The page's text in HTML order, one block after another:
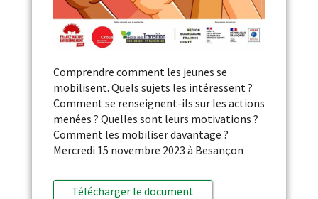
Comprendre comment les jeunes se
mobilisent. Quels sujets les intéressent ?
Comment se renseignent-ils sur les actions
menées ? Quelles sont leurs motivations ?
Comment les mobiliser davantage ?
Mercredi 15 novembre 2023 à Besançon
Télécharger le document